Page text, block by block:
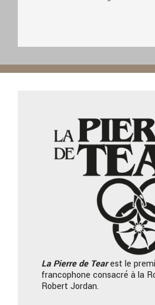
La Pierrede Tearest le
francophone consacré à la
Robert Jordan.